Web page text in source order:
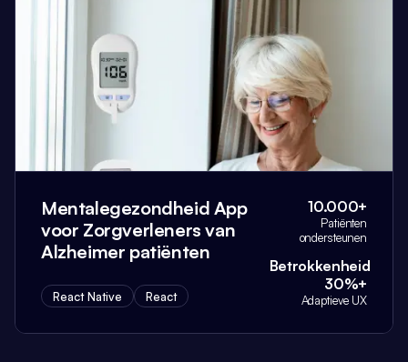
Mentalegezondheid App
voor Zorgverleners van
Alzheimer patiënten
React Native React
10.000+
Patiënten
ondersteunen
Betrokkenheid
30%+
Adaptieve UX